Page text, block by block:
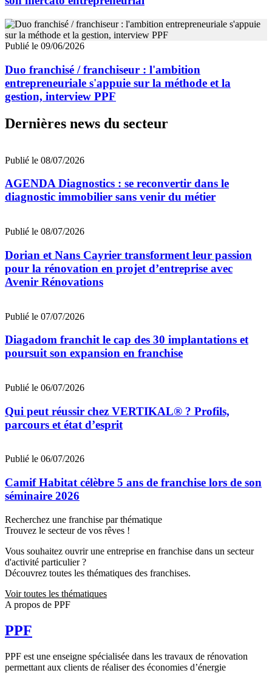
Publié le 09/06/2026
Duo franchisé / franchiseur : l'ambition
entrepreneuriale s'appuie sur la méthode et la
gestion, interview PPF
Dernières news du secteur
Publié le 08/07/2026
AGENDA Diagnostics : se reconvertir dans le
diagnostic immobilier sans venir du métier
Publié le 08/07/2026
Dorian et Nans Cayrier transforment leur passion
pour la rénovation en projet d’entreprise avec
Avenir Rénovations
Publié le 07/07/2026
Diagadom franchit le cap des 30 implantations et
poursuit son expansion en franchise
Publié le 06/07/2026
Qui peut réussir chez VERTIKAL® ? Profils,
parcours et état d’esprit
Publié le 06/07/2026
Camif Habitat célèbre 5 ans de franchise lors de son
séminaire 2026
Recherchez une franchise par thématique
Trouvez le secteur de vos rêves !
Vous souhaitez ouvrir une entreprise en franchise dans un secteur
d'activité particulier ?
Découvrez toutes les thématiques des franchises.
Voir toutes les thématiques
A propos de PPF
PPF
PPF est une enseigne spécialisée dans les travaux de rénovation
permettant aux clients de réaliser des économies d’énergie